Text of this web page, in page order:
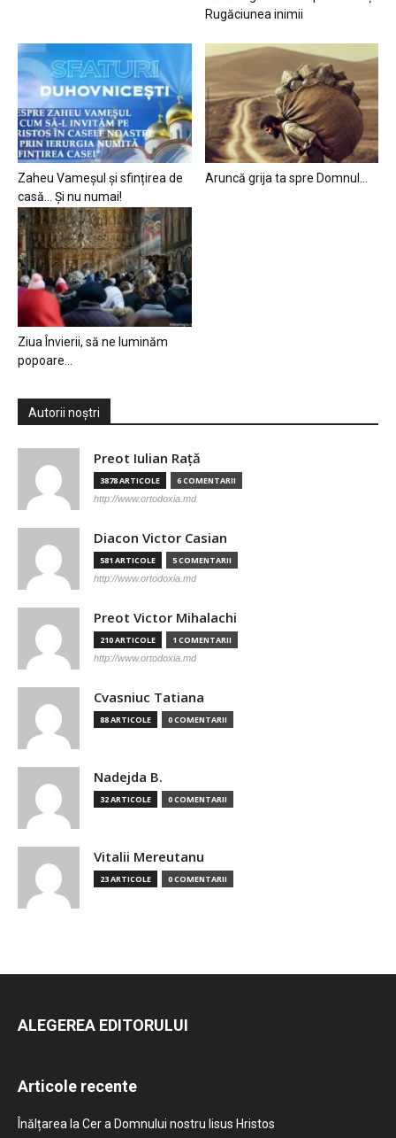
Rugăciunea inimii
Zaheu Vameșul și sfințirea de
casă… Și nu numai!
Aruncă grija ta spre Domnul…
Ziua Învierii, să ne luminăm
popoare…
Autorii noștri
Preot Iulian Raţă
3878 ARTICOLE 6 COMENTARII
http://www.ortodoxia.md
Diacon Victor Casian
581 ARTICOLE 5 COMENTARII
http://www.ortodoxia.md
Preot Victor Mihalachi
210 ARTICOLE 1 COMENTARII
http://www.ortodoxia.md
Cvasniuc Tatiana
88 ARTICOLE 0 COMENTARII
Nadejda B.
32 ARTICOLE 0 COMENTARII
Vitalii Mereutanu
23 ARTICOLE 0 COMENTARII
ALEGEREA EDITORULUI
Articole recente
Înălțarea la Cer a Domnului nostru Iisus Hristos